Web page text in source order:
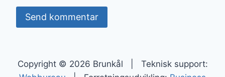
Copyright © 2026 Brunkål | Teknisk support: